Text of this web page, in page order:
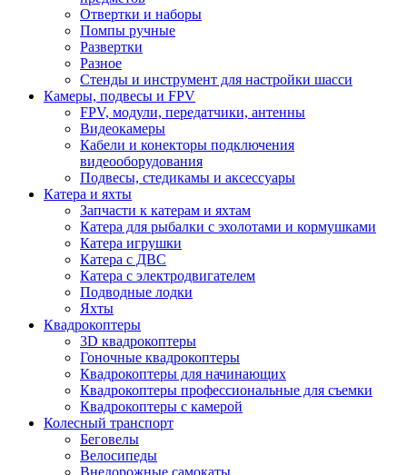
Отвертки и наборы
Помпы ручные
Развертки
Разное
Стенды и инструмент для настройки шасси
Камеры, подвесы и FPV
FPV, модули, передатчики, антенны
Видеокамеры
Кабели и конекторы подключения
видеооборудования
Подвесы, стедикамы и аксессуары
Катера и яхты
Запчасти к катерам и яхтам
Катера для рыбалки с эхолотами и кормушками
Катера игрушки
Катера с ДВС
Катера с электродвигателем
Подводные лодки
Яхты
Квадрокоптеры
3D квадрокоптеры
Гоночные квадрокоптеры
Квадрокоптеры для начинающих
Квадрокоптеры профессиональные для съемки
Квадрокоптеры с камерой
Колесный транспорт
Беговелы
Велосипеды
Внедорожные самокаты